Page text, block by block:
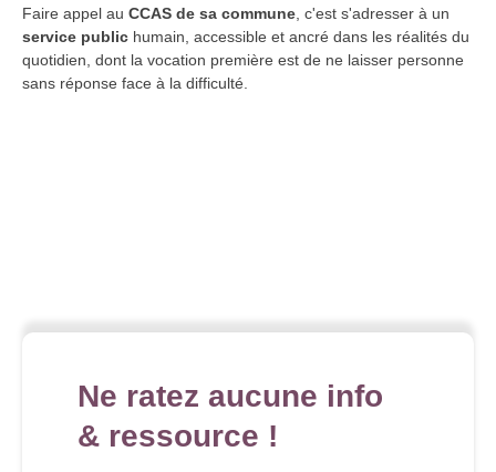
Faire appel au CCAS de sa commune , c'est s'adresser à un
service public humain, accessible et ancré dans les réalités du
quotidien, dont la vocation première est de ne laisser personne
sans réponse face à la difficulté.
Ne ratez aucune info
& ressource !